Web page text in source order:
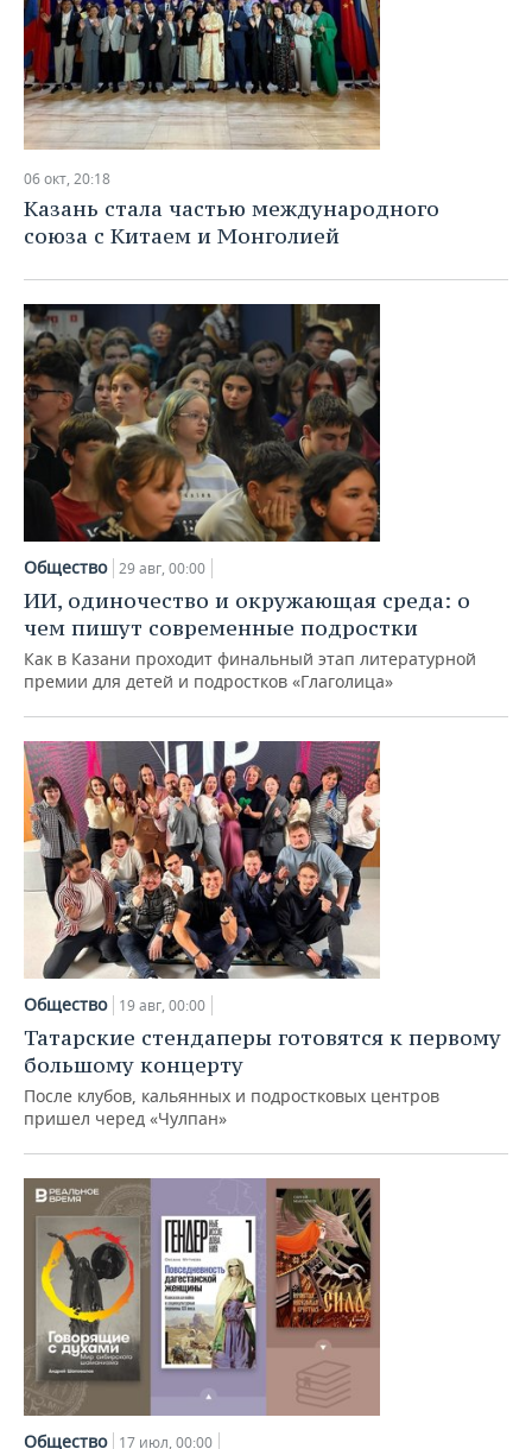
06 окт, 20:18
Казань стала частью международного
союза с Китаем и Монголией
Общество 29 авг, 00:00
ИИ, одиночество и окружающая среда: о
чем пишут современные подростки
Как в Казани проходит финальный этап литературной
премии для детей и подростков «Глаголица»
Общество 19 авг, 00:00
Татарские стендаперы готовятся к первому
большому концерту
После клубов, кальянных и подростковых центров
пришел черед «Чулпан»
Общество 17 июл, 00:00